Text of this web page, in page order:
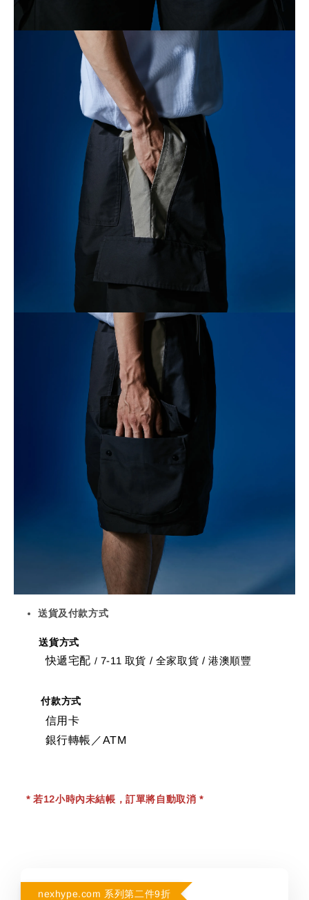
送貨及付款方式
送貨方式
快遞宅配 / 7-11 取貨 / 全家取貨 / 港澳順豐
付款方式
信用卡
銀行轉帳／ATM
* 若12小時內未結帳，訂單將自動取消 *
nexhype.com 系列第二件9折